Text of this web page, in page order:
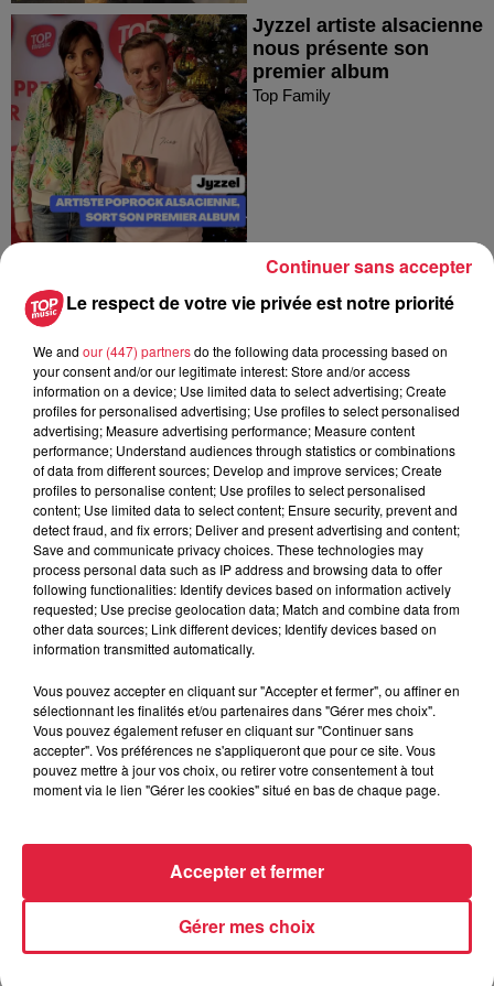
Jyzzel artiste alsacienne
nous présente son
premier album
Top Family
Le passeport gourmand
du Bas-Rhin fête ses 37
ans
Magalie Sarah Löffler,
artiste alsacienne Jazz
and Swing !
Top Family
Miss Elka, alsacienne et
influenceuse food !
Le respect de votre vie privée est notre priorité
We and our (447) partnersdo the following data processing based on
your consent and/or our legitimate interest: Store and/or access
information on a device; Use limited data to select advertising; Create
profiles for personalised advertising; Use profiles to select personalised
advertising; Measure advertising performance; Measure content
performance; Understand audiences through statistics or combinations
of data from different sources; Develop and improve services; Create
profiles to personalise content; Use profiles to select personalised
content; Use limited data to select content; Ensure security, prevent and
detect fraud, and fix errors; Deliver and present advertising and content;
Save and communicate privacy choices. These technologies may
process personal data such as IP address and browsing data to offer
following functionalities: Identify devices based on information actively
requested; Use precise geolocation data; Match and combine data from
other data sources; Link different devices; Identify devices based on
information transmitted automatically.
Vous pouvez accepter en cliquant sur "Accepter et fermer", ou affiner en
sélectionnant les finalités et/ou partenaires dans "Gérer mes choix".
Vous pouvez également refuser en cliquant sur "Continuer sans
accepter". Vos préférences ne s'appliqueront que pour ce site. Vous
pouvez mettre à jour vos choix, ou retirer votre consentement à tout
moment via le lien "Gérer les cookies" situé en bas de chaque page.
Gérer mes choix
Accepter et fermer
Continuer sans accepter